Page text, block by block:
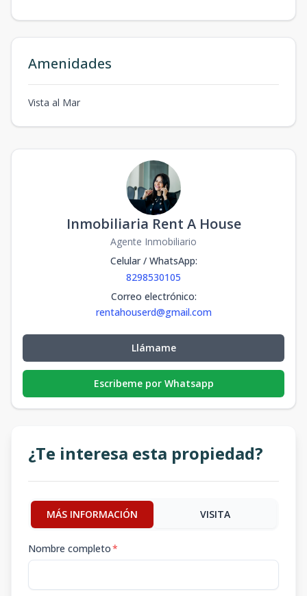
Amenidades
Vista al Mar
Inmobiliaria Rent A House
Agente Inmobiliario
Celular / WhatsApp:
8298530105
Correo electrónico:
rentahouserd@gmail.com
Llámame
Escribeme por Whatsapp
¿Te interesa esta propiedad?
MÁS INFORMACIÓN VISITA
Nombre completo*